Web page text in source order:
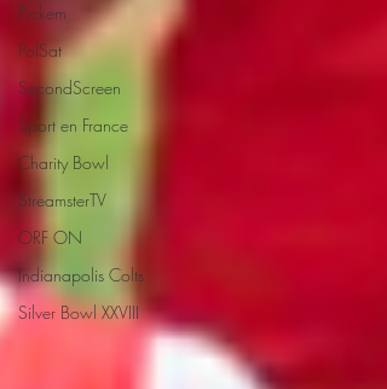
Pickem
PolSat
SecondScreen
Sport en France
Charity Bowl
StreamsterTV
ORF ON
Indianapolis Colts
Silver Bowl XXVIII